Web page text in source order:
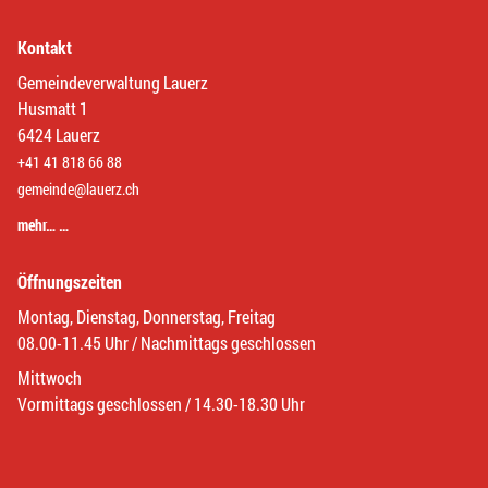
Kontakt
Gemeindeverwaltung Lauerz
Husmatt 1
6424 Lauerz
+41 41 818 66 88
gemeinde@lauerz.ch
mehr… …
Öffnungszeiten
Montag, Dienstag, Donnerstag, Freitag
08.00-11.45 Uhr / Nachmittags geschlossen
Mittwoch
Vormittags geschlossen / 14.30-18.30 Uhr